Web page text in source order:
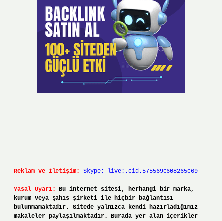
Reklam ve İletişim: Skype: live:.cid.575569c608265c69
Yasal Uyarı:
Bu internet sitesi, herhangi bir marka,
kurum veya şahıs şirketi ile hiçbir bağlantısı
bulunmamaktadır. Sitede yalnızca kendi hazırladığımız
makaleler paylaşılmaktadır. Burada yer alan içerikler